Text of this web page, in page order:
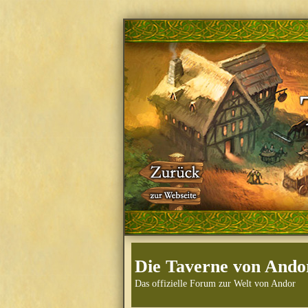
Die Taverne von
Das offizielle Forum zur Welt von Andor